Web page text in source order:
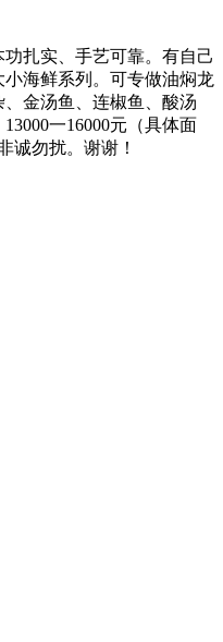
扎实、手艺可靠。有自己
海鲜系列。可专做油焖龙
金汤鱼、连椒鱼、酸汤
一16000元（具体面
诚勿扰。谢谢！